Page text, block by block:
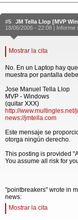
#5
JM Tella Llop [MVP
18/06/2006 - 22:08 | Informe
Mostrar la cita
No. En un Laptop hay
muestra por pantalla
Jose Manuel Tella Llop
MVP - Windows
(quitar XXX)
http://www.multingles.net/
news://jmtella.com
Este mensaje se
otorga ningún derecho.
This posting is provided
You assume all risk for
"pointbreakers" wrote in
news:
Mostrar la cita